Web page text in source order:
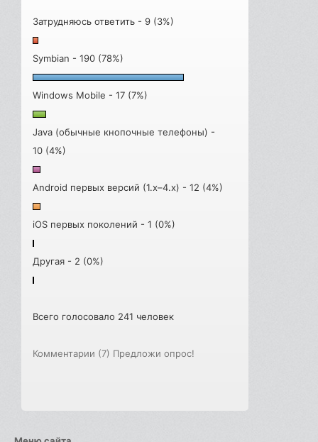
Затрудняюсь ответить - 9 (3%)
Symbian - 190 (78%)
Windows Mobile - 17 (7%)
Java (обычные кнопочные телефоны) -
10 (4%)
Android первых версий (1.x–4.x) - 12 (4%)
iOS первых поколений - 1 (0%)
Другая - 2 (0%)
Всего голосовало 241 человек
Комментарии (7) Предложи опрос!